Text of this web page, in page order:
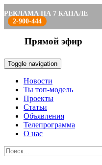
РЕКЛАМА НА 7 КАНАЛЕ
2-900-444
Прямой эфир
Toggle navigation
Новости
Ты топ-модель
Проекты
Статьи
Объявления
Телепрограмма
О нас